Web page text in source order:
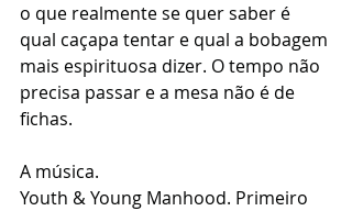
o que realmente se quer saber é
qual caçapa tentar e qual a bobagem
mais espirituosa dizer. O tempo não
precisa passar e a mesa não é de
fichas.
A música.
Youth & Young Manhood. Primeiro